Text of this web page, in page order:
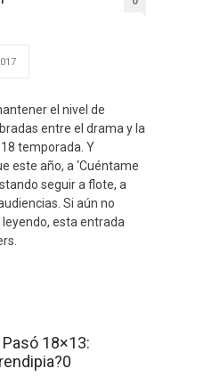
el nivel de
entre el drama y la
temporada. Y
este año, a ‘Cuéntame
seguir a flote, a
Si aún no
leyendo, esta entrada
18×13: